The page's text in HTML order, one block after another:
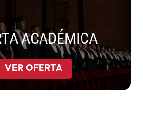
ACADÉMICA
VER OFERTA